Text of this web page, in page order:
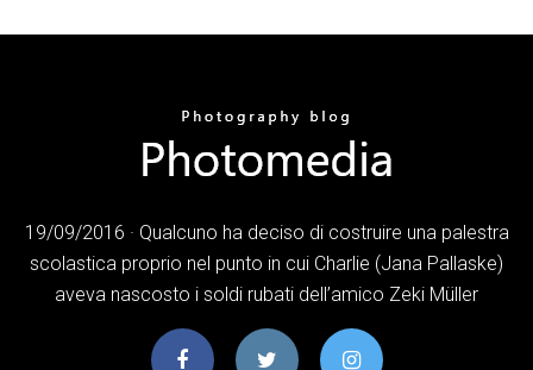
19/09/2016 · Qualcuno ha deciso di costruire una palestra
scolastica proprio nel punto in cui Charlie (Jana Pallaske)
aveva nascosto i soldi rubati dell’amico Zeki Müller